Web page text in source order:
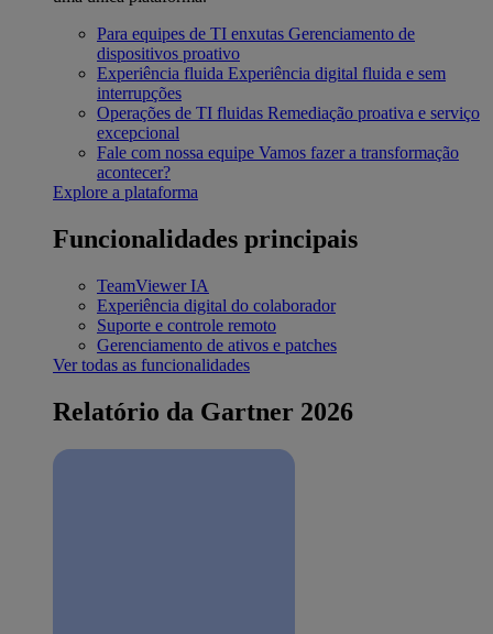
Para equipes de TI enxutas Gerenciamento de
dispositivos proativo
Experiência fluida Experiência digital fluida e sem
interrupções
Operações de TI fluidas Remediação proativa e serviço
excepcional
Fale com nossa equipe Vamos fazer a transformação
acontecer?
Explore a plataforma
Funcionalidades principais
TeamViewer IA
Experiência digital do colaborador
Suporte e controle remoto
Gerenciamento de ativos e patches
Ver todas as funcionalidades
Relatório da Gartner 2026